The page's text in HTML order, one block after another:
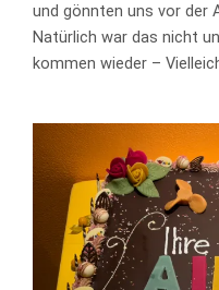
und gönnten uns vor der
Natürlich war das nicht
kommen wieder –